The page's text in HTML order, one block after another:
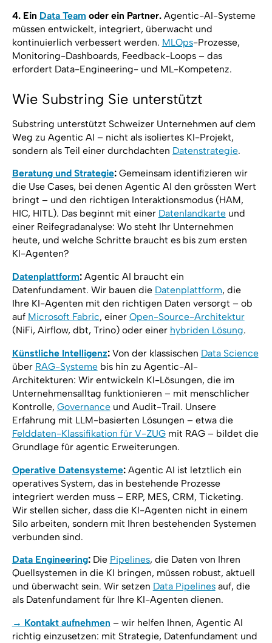
4. Ein Data Team oder ein Partner.Agentic-AI-Systeme
müssen entwickelt, integriert, überwacht und
kontinuierlich verbessert werden. MLOps-Prozesse,
Monitoring-Dashboards, Feedback-Loops – das
erfordert Data-Engineering- und ML-Kompetenz.
Wie Substring Sie unterstützt
Substring unterstützt Schweizer Unternehmen auf dem
Weg zu Agentic AI – nicht als isoliertes KI-Projekt,
sondern als Teil einer durchdachten Datenstrategie.
Beratung und Strategie:Gemeinsam identifizieren wir
die Use Cases, bei denen Agentic AI den grössten Wert
bringt – und den richtigen Interaktionsmodus (HAM,
HIC, HITL). Das beginnt mit einer Datenlandkarteund
einer Reifegradanalyse: Wo steht Ihr Unternehmen
heute, und welche Schritte braucht es bis zum ersten
KI-Agenten?
Datenplattform:Agentic AI braucht ein
Datenfundament. Wir bauen die Datenplattform, die
Ihre KI-Agenten mit den richtigen Daten versorgt – ob
auf Microsoft Fabric, einer Open-Source-Architektur
(NiFi, Airflow, dbt, Trino) oder einer hybriden Lösung.
Künstliche Intelligenz:Von der klassischen Data Science
über RAG-Systemebis hin zu Agentic-AI-
Architekturen: Wir entwickeln KI-Lösungen, die im
Unternehmensalltag funktionieren – mit menschlicher
Kontrolle, Governanceund Audit-Trail. Unsere
Erfahrung mit LLM-basierten Lösungen – etwa die
Felddaten-Klassifikation für V-ZUGmit RAG – bildet die
Grundlage für agentic Erweiterungen.
Operative Datensysteme:Agentic AI ist letztlich ein
operatives System, das in bestehende Prozesse
integriert werden muss – ERP, MES, CRM, Ticketing.
Wir stellen sicher, dass die KI-Agenten nicht in einem
Silo arbeiten, sondern mit Ihren bestehenden Systemen
verbunden sind.
Data Engineering:Die Pipelines, die Daten von Ihren
Quellsystemen in die KI bringen, müssen robust, aktuell
und überwacht sein. Wir setzen Data Pipelinesauf, die
als Datenfundament für Ihre KI-Agenten dienen.
→ Kontakt aufnehmen – wir helfen Ihnen, Agentic AI
richtig einzusetzen: mit Strategie, Datenfundament und